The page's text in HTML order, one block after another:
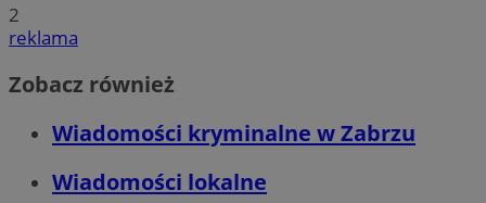
2
reklama
Zobacz również
Wiadomości kryminalne w Zabrzu
Wiadomości lokalne